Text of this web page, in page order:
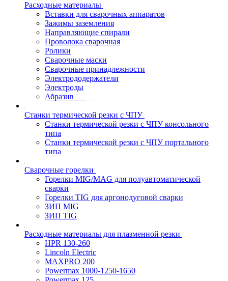
Расходные материалы
Вставки для сварочных аппаратов
Зажимы заземления
Направляющие спирали
Проволока сварочная
Ролики
Сварочные маски
Сварочные принадлежности
Электрододержатели
Электроды
Абразив
Станки термической резки с ЧПУ
Станки термической резки с ЧПУ консольного
типа
Станки термической резки с ЧПУ портального
типа
Сварочные горелки
Горелки MIG/MAG для полуавтоматической
сварки
Горелки TIG для аргонодуговой сварки
ЗИП MIG
ЗИП TIG
Расходные материалы для плазменной резки
HPR 130-260
Lincoln Electric
MAXPRO 200
Powermax 1000-1250-1650